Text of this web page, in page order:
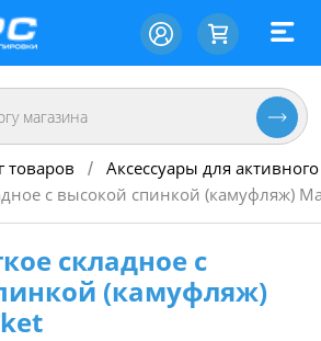
товаров / Аксессуары для
с высокой спинкой (камуфляж)
складное с
(камуфляж)